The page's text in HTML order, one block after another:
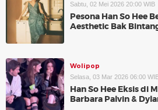
Sabtu, 02 Mei 2026 20:00 WIB
Pesona Han So Hee
Aesthetic Bak
Wolipop
Selasa, 03 Mar 2026 06:00
Han So Hee Eksis di
Barbara Palvin &